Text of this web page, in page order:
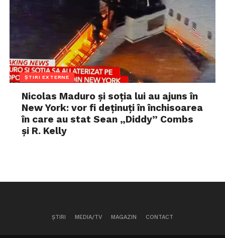
ȘTIRI EXTERNE
Nicolas Maduro și soția lui au ajuns în
New York: vor fi deținuți în închisoarea
în care au stat Sean „Diddy” Combs
și R. Kelly
ȘTIRI MEDIA/TV MAGAZIN CONTACT